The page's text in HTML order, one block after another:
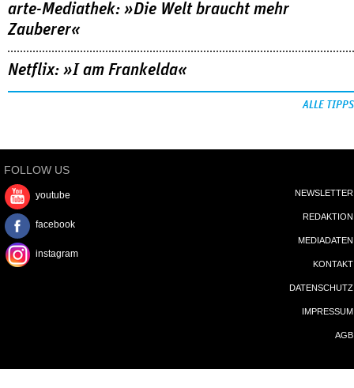
arte-Mediathek: »Die Welt braucht mehr
Zauberer«
Netflix: »I am Frankelda«
ALLE TIPPS
FOLLOW US
youtube
facebook
instagram
NEWSLETTER
REDAKTION
MEDIADATEN
KONTAKT
DATENSCHUTZ
IMPRESSUM
AGB